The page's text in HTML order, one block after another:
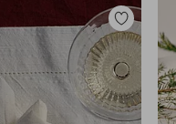
Dodaj
do
ulubionych